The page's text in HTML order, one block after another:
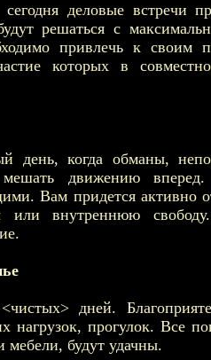
сегодня деловые встречи
решаться с
привлечь к своим
которых в
день, когда обманы,
мешать движению
Вам придется активно
или внутреннюю свободу.
дней.
нагрузок, прогулок. Все
мебели, будут удачны.